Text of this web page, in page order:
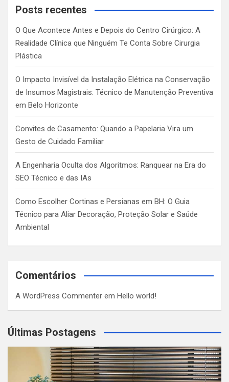
c
Posts recentes
O Que Acontece Antes e Depois do Centro Cirúrgico: A
Realidade Clínica que Ninguém Te Conta Sobre Cirurgia
Plástica
O Impacto Invisível da Instalação Elétrica na Conservação
de Insumos Magistrais: Técnico de Manutenção Preventiva
em Belo Horizonte
Convites de Casamento: Quando a Papelaria Vira um
Gesto de Cuidado Familiar
A Engenharia Oculta dos Algoritmos: Ranquear na Era do
SEO Técnico e das IAs
Como Escolher Cortinas e Persianas em BH: O Guia
Técnico para Aliar Decoração, Proteção Solar e Saúde
Ambiental
Comentários
A WordPress Commenter em Hello world!
Últimas Postagens